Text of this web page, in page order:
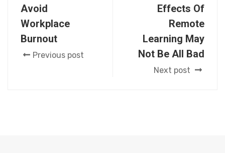
Avoid
Workplace
Burnout
Previous post
Effects Of
Remote
Learning May
Not Be All Bad
Next post